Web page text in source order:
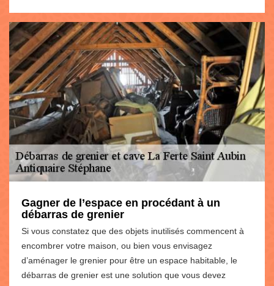
Gagner de l’espace en procédant à un
débarras de grenier
Si vous constatez que des objets inutilisés commencent à
encombrer votre maison, ou bien vous envisagez
d’aménager le grenier pour être un espace habitable, le
débarras de grenier est une solution que vous devez